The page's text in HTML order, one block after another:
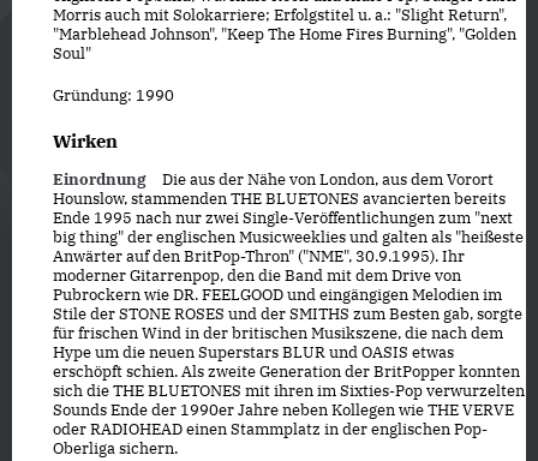
Morris auch mit Solokarriere; Erfolgstitel u. a.: "Slight Return",
"Marblehead Johnson", "Keep The Home Fires Burning", "Golden
Soul"
Gründung: 1990
Wirken
Einordnung
Die aus der Nähe von London, aus dem Vorort
Hounslow, stammenden THE BLUETONES avancierten bereits
Ende 1995 nach nur zwei Single-Veröffentlichungen zum "next
big thing" der englischen Musicweeklies und galten als "heißeste
Anwärter auf den BritPop-Thron" ("NME", 30.9.1995). Ihr
moderner Gitarrenpop, den die Band mit dem Drive von
Pubrockern wie DR. FEELGOOD und eingängigen Melodien im
Stile der STONE ROSES und der SMITHS zum Besten gab, sorgte
für frischen Wind in der britischen Musikszene, die nach dem
Hype um die neuen Superstars BLUR und OASIS etwas
erschöpft schien. Als zweite Generation der BritPopper konnten
sich die THE BLUETONES mit ihren im Sixties-Pop verwurzelten
Sounds Ende der 1990er Jahre neben Kollegen wie THE VERVE
oder RADIOHEAD einen Stammplatz in der englischen Pop-
Oberliga sichern.